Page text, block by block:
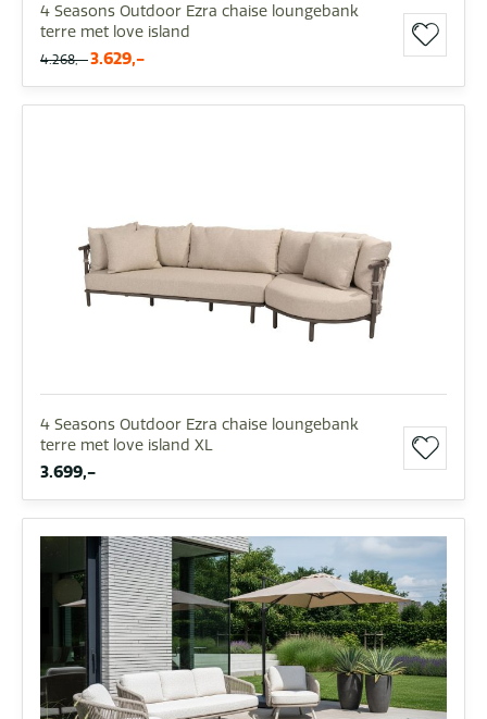
4 Seasons Outdoor Ezra chaise loungebank
terre met love island
4.268,- 3.629,-
4 Seasons Outdoor Ezra chaise loungebank
terre met love island XL
3.699,-